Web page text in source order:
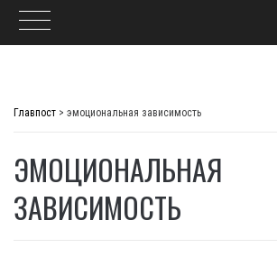
Главпост > эмоциональная зависимость
ЭМОЦИОНАЛЬНАЯ
ЗАВИСИМОСТЬ